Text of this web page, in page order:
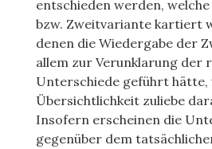
entschieden werden,
bzw. Zweitvariante kartiert
denen die Wiedergabe der
allem zur Verunklarung der
Unterschiede geführt hätte,
Übersichtlichkeit zuliebe
Insofern erscheinen die
gegenüber dem